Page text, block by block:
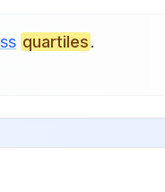
quartiles.